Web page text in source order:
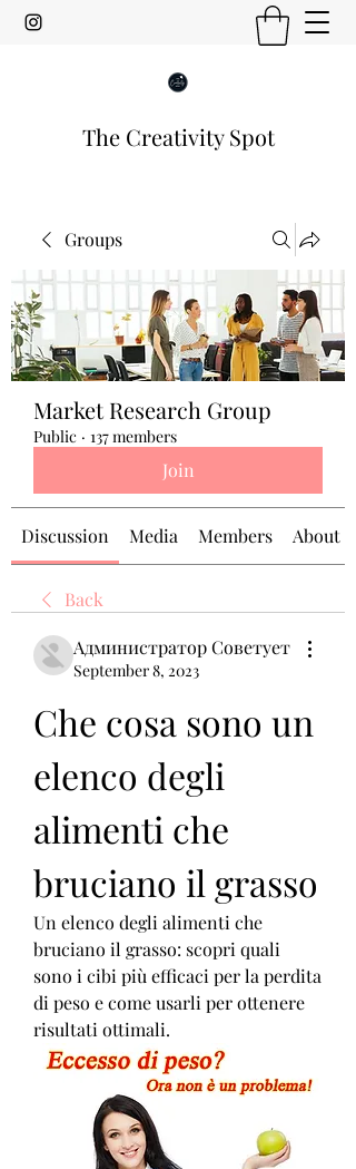
The Creativity Spot
Groups
Market Research Group
Public · 137 members
Join
Discussion Media Members About
Back
Администратор Советует
September 8, 2023
Che cosa sono un
elenco degli
alimenti che
bruciano il grasso
Un elenco degli alimenti che
bruciano il grasso: scopri quali
sono i cibi più efficaci per la perdita
di peso e come usarli per ottenere
risultati ottimali.